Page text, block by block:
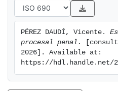
PÉREZ DAUDÍ, Vicente.
procesal penal.
2026]. Available at:
https://hdl.handle.net/